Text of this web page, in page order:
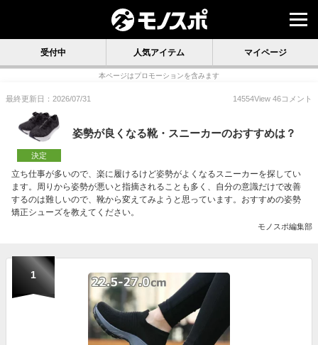
受付中 人気アイテム マイページ
本ページはプロモーションを含みます
最終更新日：2026/07/31 14554View 46コメント
決定
姿勢が良くなる靴・スニーカーのおすすめは？
立ち仕事が多いので、楽に履けるけど姿勢がよくなるスニーカーを探してい
ます。周りから姿勢が悪いと指摘されることも多く、自分の意識だけで改善
するのは難しいので、靴から変えてみようと思っています。おすすめの姿勢
矯正シューズを教えてください。
モノスポ編集部
1